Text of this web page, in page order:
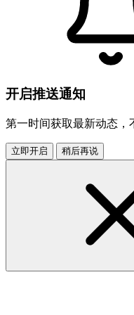
开启推送通知
第一时间获取最新动态，
立即开启 稍后再说